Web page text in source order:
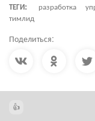
ТЕГИ:
разработка
тимлид
Поделиться: